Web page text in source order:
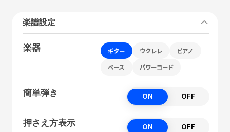
楽譜設定
楽器 ギター ウクレレ ピアノ
ベース パワーコード
簡単弾き ON OFF
押さえ方表示 ON OFF